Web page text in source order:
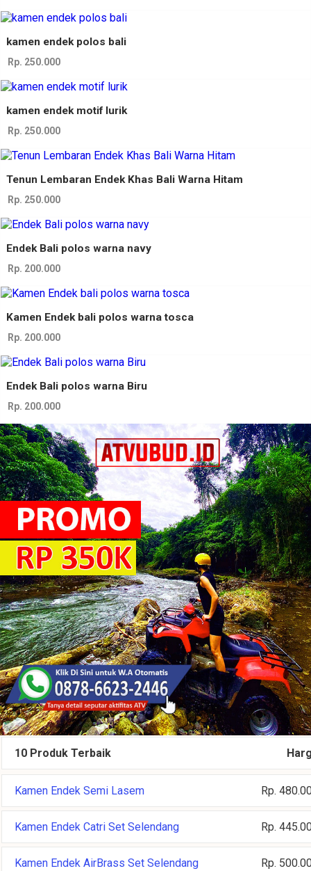
kamen endek polos bali
Rp. 250.000
kamen endek motif lurik
Rp. 250.000
Tenun Lembaran Endek Khas Bali Warna Hitam
Rp. 250.000
Endek Bali polos warna navy
Rp. 200.000
Kamen Endek bali polos warna tosca
Rp. 200.000
Endek Bali polos warna Biru
Rp. 200.000
10 Produk Terbaik
Kamen Endek Semi Lasem Rp.
Kamen Endek Catri Set Selendang Rp.
Kamen Endek AirBrass Set Selendang Rp.